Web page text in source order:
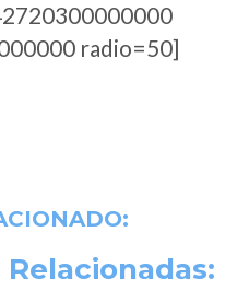
radio=50]